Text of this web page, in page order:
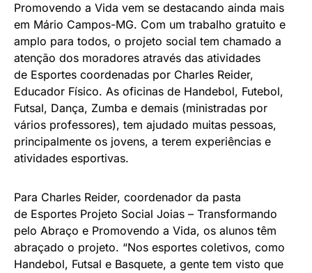
Promovendo a Vida vem se destacando ainda mais
em Mário Campos-MG. Com um trabalho gratuito e
amplo para todos, o projeto social tem chamado a
atenção dos moradores através das atividades
de Esportes coordenadas por Charles Reider,
Educador Físico. As oficinas de Handebol, Futebol,
Futsal, Dança, Zumba e demais (ministradas por
vários professores), tem ajudado muitas pessoas,
principalmente os jovens, a terem experiências e
atividades esportivas.
Para Charles Reider, coordenador da pasta
de Esportes Projeto Social Joias – Transformando
pelo Abraço e Promovendo a Vida, os alunos têm
abraçado o projeto. “Nos esportes coletivos, como
Handebol, Futsal e Basquete, a gente tem visto que